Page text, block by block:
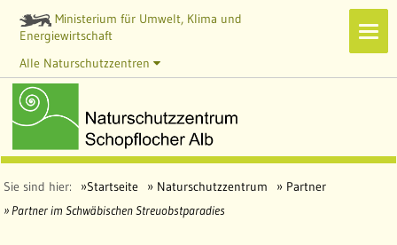
Ministerium für Umwelt, Klima und
Energiewirtschaft
Alle Naturschutzzentren
Sie sind hier: Startseite Naturschutzzentrum
Partner
Partner im Schwäbischen Streuobstparadies